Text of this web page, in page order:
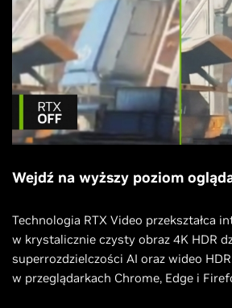
Wejdź na wyższy poziom
Technologia RTX Video przekształca
w krystalicznie czysty obraz 4K HDR
superrozdzielczości AI oraz wideo
w przeglądarkach Chrome, Edge i